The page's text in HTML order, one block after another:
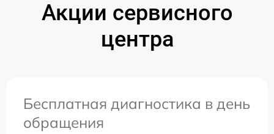
Акции сервисного
центра
Бесплатная диагностика в день
обращения